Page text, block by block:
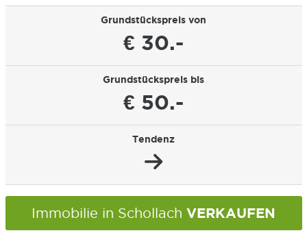
Grundstückspreis von
€ 30.-
Grundstückspreis bis
€ 50.-
Tendenz
Immobilie in Schollach VERKAUFEN